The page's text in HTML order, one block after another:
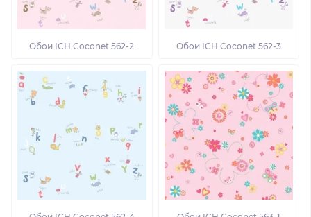
Обои ICH Coconet 562-2 Обои ICH Coconet 562-3